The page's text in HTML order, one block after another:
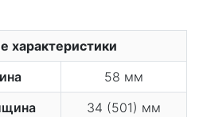
характеристики
58 мм
34 (501) мм